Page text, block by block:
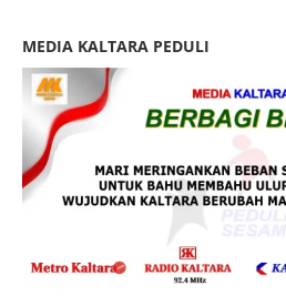
MEDIA KALTARA PEDULI